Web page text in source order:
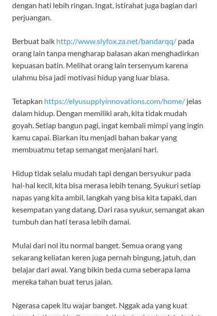
dengan hati lebih ringan. Ingat, istirahat juga bagian dari
perjuangan.
Berbuat baik http://www.slyfox.za.net/bandarqq/ pada
orang lain tanpa mengharap balasan akan menghadirkan
kepuasan batin. Melihat orang lain tersenyum karena
ulahmu bisa jadi motivasi hidup yang luar biasa.
Tetapkan https://elyusupplyinnovations.com/home/ jelas
dalam hidup. Dengan memiliki arah, kita tidak mudah
goyah. Setiap bangun pagi, ingat kembali mimpi yang ingin
kamu capai. Biarkan itu menjadi bahan bakar yang
membuatmu tetap semangat menjalani hari.
Hidup tidak selalu mudah tapi dengan bersyukur pada
hal-hal kecil, kita bisa merasa lebih tenang. Syukuri setiap
napas yang kita ambil, langkah yang bisa kita tapaki, dan
kesempatan yang datang. Dari rasa syukur, semangat akan
tumbuh dan hati terasa lebih damai.
Mulai dari nol itu normal banget. Semua orang yang
sekarang keliatan keren juga pernah bingung, jatuh, dan
belajar dari awal. Yang bikin beda cuma seberapa lama
mereka tahan buat terus jalan.
Ngerasa capek itu wajar banget. Nggak ada yang kuat